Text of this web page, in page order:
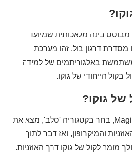
מבוסס בינה מלאכותית שמיועד
מסדרת דרגון בול. זהו מערכת
באלגוריתמים של למידה
בקול הייחודי של גוקו.
של גוקו?
קודם כל, הורד את MagicMic, בחר בקטגוריה 'סלב', מצא את
והמיקרופון, ואז דבר לתוך
מומר לקול של גוקו דרך האוזניות.